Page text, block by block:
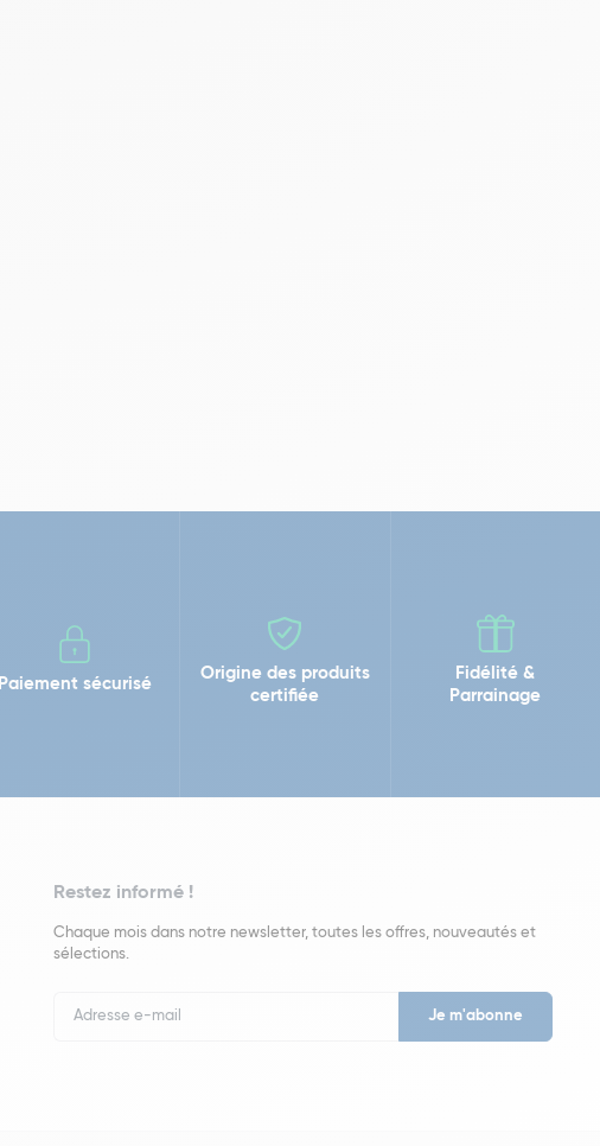
Paiement sécurisé
Origine des produits
certifiée
Fidélité &
Parrainage
Restez informé !
Chaque mois dans notre newsletter, toutes les offres, nouveautés et
sélections.
Newsletter